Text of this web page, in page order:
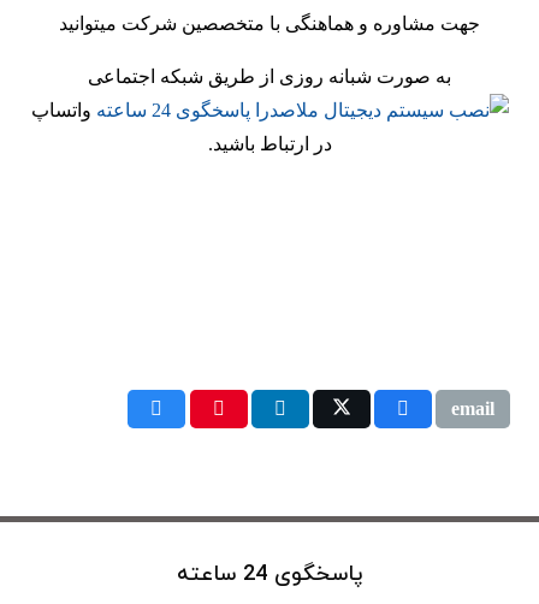
جهت مشاوره و هماهنگی با متخصصین شرکت میتوانید
به صورت شبانه روزی از طریق شبکه اجتماعی
واتساپ
در ارتباط باشید.
پاسخگوی 24 ساعته